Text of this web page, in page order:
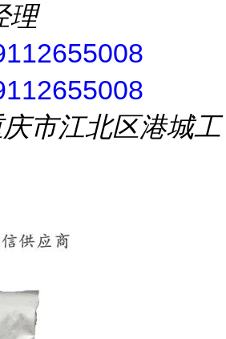
理
市江北区港城工